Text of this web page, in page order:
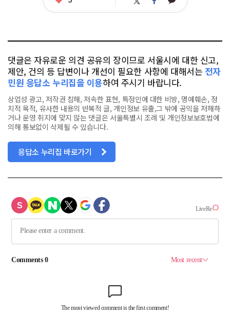
댓글은 자유로운 의견 공유의 장이므로 서울시에 대한 신고,
제안, 건의 등 답변이나 개선이 필요한 사항에 대해서는 전자
민원 응답소 누리집을 이용하여 주시기 바랍니다.
상업성 광고, 저작권 침해, 저속한 표현, 특정인에 대한 비방, 명예훼손, 정
치적 목적, 유사한 내용의 반복적 글, 개인정보 유출,그 밖에 공익을 저해하
거나 운영 취지에 맞지 않는 댓글은 서울특별시 조례 및 개인정보보호법에
의해 통보없이 삭제될 수 있습니다.
응답소 누리집 바로가기